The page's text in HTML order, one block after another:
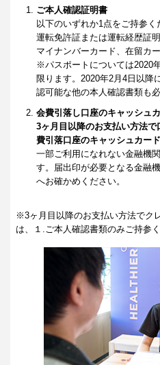
ご本人確認証明書
以下のいずれか1点をご持参く
運転免許証または運転経歴証
マイナンバーカード、在留カ
※パスポートについては2020
限ります。2020年2月4日以降
認可能な他の本人確認書類も
会費引落し口座のキャッシュ
3ヶ月目以降のお支払い方法
費引落口座のキャッシュカー
一部ご利用になれない金融機
す。届出印が必要となる金融
へお確かめください。
※3ヶ月目以降のお支払い方法でク
は、１.ご本人確認書類のみご持参く